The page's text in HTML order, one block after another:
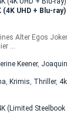
(4K UHD + Blu-ray)
Alter Egos
...
Keener,
, Krimis, Thriller,